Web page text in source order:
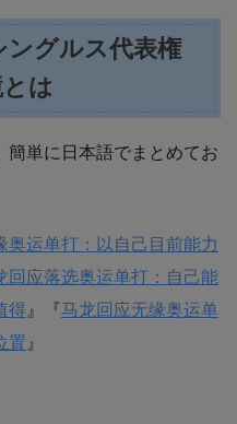
グルス代表権
は
簡単に日本語でまとめてお
奥运单打：以自己目前能力
回应落选奥运单打：自己能
得 』『马龙回应无缘奥运单
置 』